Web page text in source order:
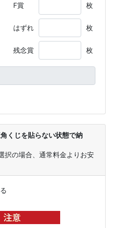
F賞 枚
はずれ 枚
残念賞 枚
くじを貼らない状態で納
択の場合、通常料金よりお安